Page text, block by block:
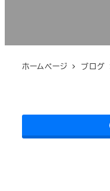
ホームページ ブログ